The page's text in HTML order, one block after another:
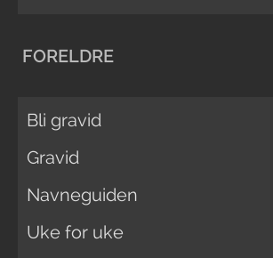
FORELDRE
Bli gravid
Gravid
Navneguiden
Uke for uke